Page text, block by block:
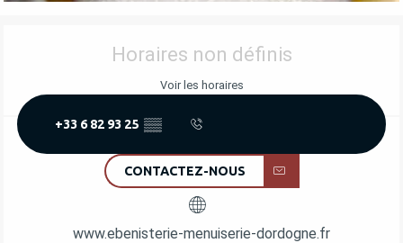
OUVERTURE ET COORDONNÉES
Horaires non définis
Voir les horaires
+33 6 82 93 25 ▒▒
CONTACTEZ-NOUS
www.ebenisterie-menuiserie-dordogne.fr